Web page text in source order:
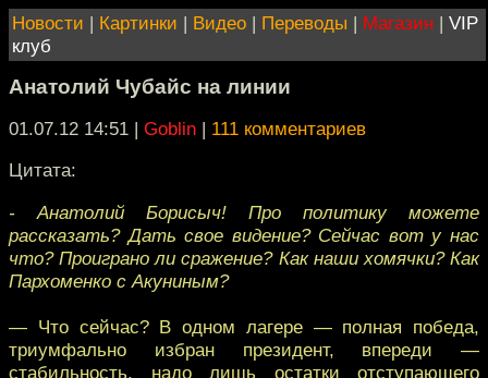
Новости | Картинки | Видео | Переводы | Магазин | VIP
клуб
Анатолий Чубайс на линии
01.07.12 14:51 | Goblin | 111 комментариев
Цитата:
- Анатолий Борисыч! Про политику можете
рассказать? Дать свое видение? Сейчас вот у нас
что? Проиграно ли сражение? Как наши хомячки? Как
Пархоменко с Акуниным?
— Что сейчас? В одном лагере — полная победа,
триумфально избран президент, впереди —
стабильность, надо лишь остатки отступающего